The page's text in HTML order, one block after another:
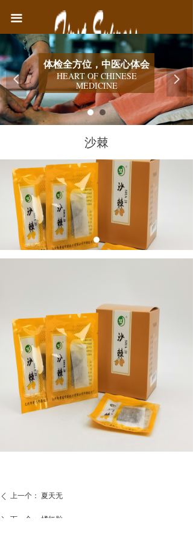
끀
首页
中医院简介
医疗业务
健康教育
联系我们
体检全方位，中医心体会
HEART OF CHINESE
MEDICINE
넳 넲
沙棘
ꄴ 上一个： 夏天无
ꄲ 下一个： 橘红胎